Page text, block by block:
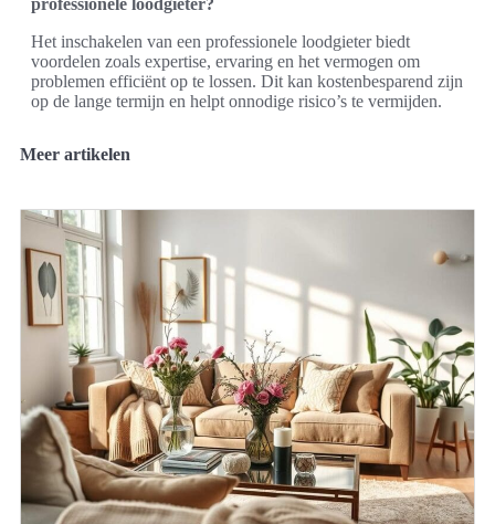
Het inschakelen van een professionele loodgieter biedt
voordelen zoals expertise, ervaring en het vermogen om
problemen efficiënt op te lossen. Dit kan kostenbesparend zijn
op de lange termijn en helpt onnodige risico’s te vermijden.
Meer artikelen